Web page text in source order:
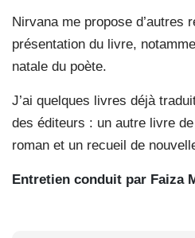
Nirvana me propose d’autres
présentation du livre,
natale du poète.
J’ai quelques livres déjà
des éditeurs : un autre livre
roman et un recueil de
Entretien conduit par Faiza